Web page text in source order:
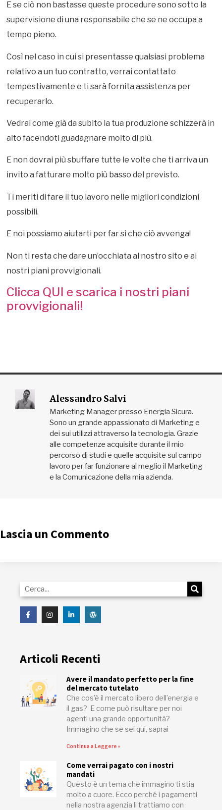
E se ciò non bastasse queste procedure sono sotto la
supervisione di una responsabile che se ne occupa a
tempo pieno.
Così nel caso in cui si presentasse qualsiasi problema
relativo a un tuo contratto, verrai contattato
tempestivamente e ti sarà fornita assistenza per
recuperarlo.
Vedrai come già da subito la tua produzione schizzerà in
alto facendoti guadagnare molto di più.
E non dovrai più sbuffare tutte le volte che ti arriva un
invito a fatturare molto più basso del previsto.
Ti meriti di fare il tuo lavoro nelle migliori condizioni
possibili.
E noi possiamo aiutarti per far si che ciò avvenga!
Non ti resta che dare un’occhiata al nostro sito e ai
nostri piani provvigionali.
Clicca QUI e scarica i nostri piani
provvigionali!
Alessandro Salvi
Marketing Manager presso Energia Sicura.
Sono un grande appassionato di Marketing e
dei sui utilizzi attraverso la tecnologia. Grazie
alle competenze acquisite durante il mio
percorso di studi e quelle acquisite sul campo
lavoro per far funzionare al meglio il Marketing
e la Comunicazione della mia azienda.
Lascia un Commento
Articoli Recenti
Avere il mandato perfetto per la fine
del mercato tutelato
Che cos’è il mercato libero dell’energia e
il gas? E come può risultare per noi
agenti una grande opportunità?
Immagino che se sei qui, saprai
Continua a Leggere »
Come verrai pagato con i nostri
mandati
Questo è un tema che immagino ti stia
molto a cuore. Ecco perché i pagamenti
nella nostra agenzia li trattiamo con